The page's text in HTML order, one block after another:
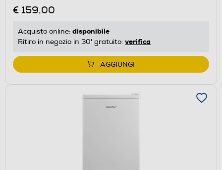
€ 159,00
Acquisto online: disponibile
Ritiro in negozio in 30' gratuito: verifica
AGGIUNGI